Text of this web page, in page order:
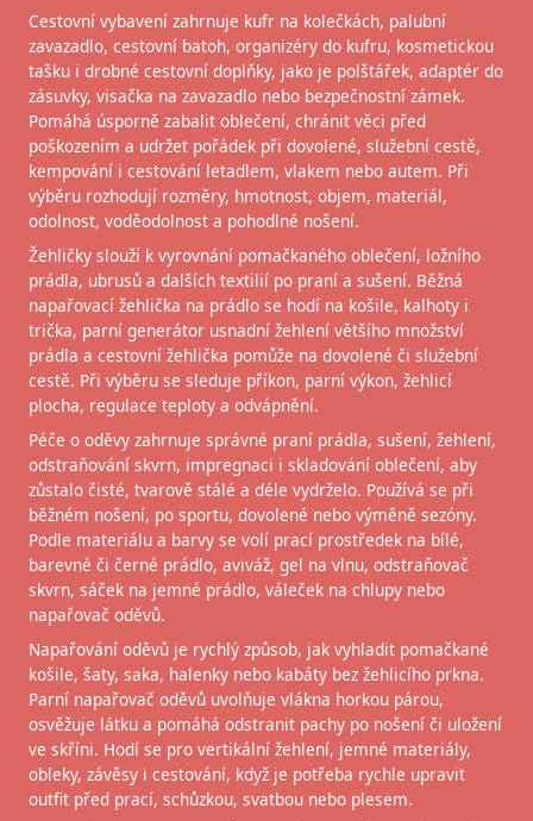
Cestovní vybavení zahrnuje kufr na kolečkách, palubní
zavazadlo, cestovní batoh, organizéry do kufru, kosmetickou
tašku i drobné cestovní doplňky, jako je polštářek, adaptér do
zásuvky, visačka na zavazadlo nebo bezpečnostní zámek.
Pomáhá úsporně zabalit oblečení, chránit věci před
poškozením a udržet pořádek při dovolené, služební cestě,
kempování i cestování letadlem, vlakem nebo autem. Při
výběru rozhodují rozměry, hmotnost, objem, materiál,
odolnost, voděodolnost a pohodlné nošení.
Žehličky slouží k vyrovnání pomačkaného oblečení, ložního
prádla, ubrusů a dalších textilií po praní a sušení. Běžná
napařovací žehlička na prádlo se hodí na košile, kalhoty i
trička, parní generátor usnadní žehlení většího množství
prádla a cestovní žehlička pomůže na dovolené či služební
cestě. Při výběru se sleduje příkon, parní výkon, žehlicí
plocha, regulace teploty a odvápnění.
Péče o oděvy zahrnuje správné praní prádla, sušení, žehlení,
odstraňování skvrn, impregnaci i skladování oblečení, aby
zůstalo čisté, tvarově stálé a déle vydrželo. Používá se při
běžném nošení, po sportu, dovolené nebo výměně sezóny.
Podle materiálu a barvy se volí prací prostředek na bílé,
barevné či černé prádlo, aviváž, gel na vlnu, odstraňovač
skvrn, sáček na jemné prádlo, váleček na chlupy nebo
napařovač oděvů.
Napařování oděvů je rychlý způsob, jak vyhladit pomačkané
košile, šaty, saka, halenky nebo kabáty bez žehlicího prkna.
Parní napařovač oděvů uvolňuje vlákna horkou párou,
osvěžuje látku a pomáhá odstranit pachy po nošení či uložení
ve skříni. Hodí se pro vertikální žehlení, jemné materiály,
obleky, závěsy i cestování, když je potřeba rychle upravit
outfit před prací, schůzkou, svatbou nebo plesem.